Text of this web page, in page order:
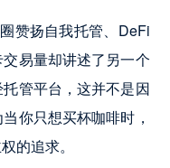
赞扬自我托管、DeFi
易量却讲述了另一个
管平台，这并不是因
你只想买杯咖啡时，
的追求。